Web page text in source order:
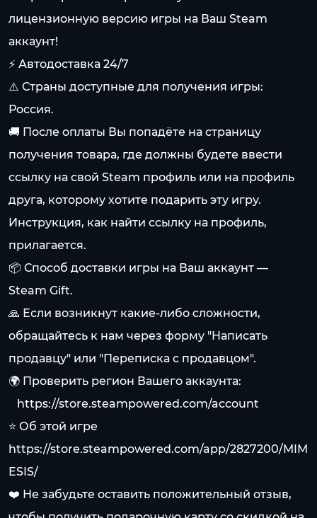
лицензионную версию игры на Ваш Steam
аккаунт!
⚡ Автодоставка 24/7
⚠️ Страны доступные для получения игры:
Россия.
🚚 После оплаты Вы попадёте на страницу
получения товара, где должны будете ввести
ссылку на свой Steam профиль или на профиль
друга, которому хотите подарить эту игру.
Инструкция, как найти ссылку на профиль,
прилагается.
📦 Способ доставки игры на Ваш аккаунт —
Steam Gift.
🙏 Если возникнут какие-либо сложности,
обращайтесь к нам через форму "Написать
продавцу" или "Переписка с продавцом".
🌍 Проверить регион Вашего аккаунта:
https://store.steampowered.com/account
⭐ Об этой игре
https://store.steampowered.com/app/2827200/MIM
ESIS/
❤️ Не забудьте оставить положительный отзыв,